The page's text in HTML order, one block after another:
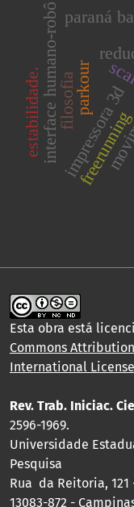
impressora 3d
interface humano-robô paraná
parkour
freerunning
filosofia
estabilidade.
Esta obra está
Commons
International License
Rev. Trab. Iniciac.
2596-1969.
Universidade
Pesquisa
Rua da Reitoria,
13083-872 -